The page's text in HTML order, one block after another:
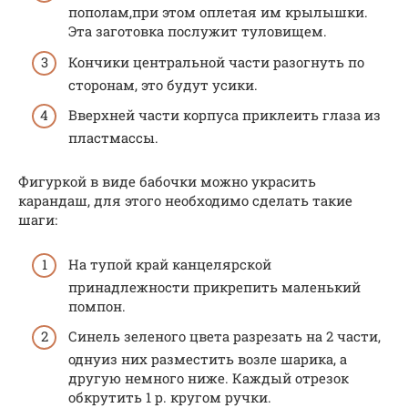
пополам,при этом оплетая им крылышки.
Эта заготовка послужит туловищем.
Кончики центральной части разогнуть по
сторонам, это будут усики.
Вверхней части корпуса приклеить глаза из
пластмассы.
Фигуркой в виде бабочки можно украсить
карандаш, для этого необходимо сделать такие
шаги:
На тупой край канцелярской
принадлежности прикрепить маленький
помпон.
Синель зеленого цвета разрезать на 2 части,
однуиз них разместить возле шарика, а
другую немного ниже. Каждый отрезок
обкрутить 1 р. кругом ручки.